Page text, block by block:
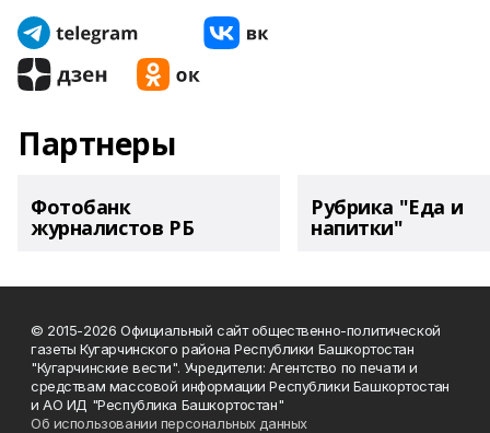
Партнеры
Фотобанк
журналистов РБ
Рубрика "Еда и
напитки"
© 2015-2026 Официальный сайт общественно-политической
газеты Кугарчинского района Республики Башкортостан
"Кугарчинские вести". Учредители: Агентство по печати и
средствам массовой информации Республики Башкортостан
и АО ИД "Республика Башкортостан"
Об использовании персональных данных